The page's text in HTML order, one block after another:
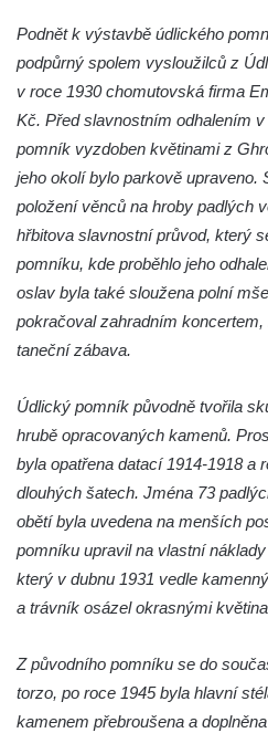
Pomník obětem 1. světové
Předoníně
Pomník obětem 2. světové války
Pamětní deska obětem 1.
Plavu
Kenotaf Pepiho Meisela na
Kenotaf Antona Klause na
Dolním Podluží
Dolním Podluží
Kenotaf Josefa Stolle na
Podluží
Pomník obětem 1. světové války
čp. 43 v Lužci nad Vltavou
Pomník obětem 2. světové války
máje v Lužci nad Vltavou
Podnět k výstavbě údlického
podpůrný spolem vysloužilců z
v roce 1930 chomutovská firma
Kč. Před slavnostním odhalením
pomník vyzdoben květinami z
jeho okolí bylo parkově upraveno.
položení věnců na hroby padlých
hřbitova slavnostní průvod, který
pomníku, kde proběhlo jeho
oslav byla také sloužena polní
pokračoval zahradním
taneční zábava.
Údlický pomník původně tvořila
hrubě opracovaných kamenů.
byla opatřena datací 1914-1918 a
dlouhých šatech. Jména 73
obětí byla uvedena na menších
pomníku upravil na vlastní
který v dubnu 1931 vedle
a trávník osázel okrasnými
Z původního pomníku se do
torzo, po roce 1945 byla hlavní
kamenem přebroušena a